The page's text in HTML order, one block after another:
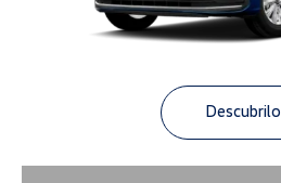
Descubrilo